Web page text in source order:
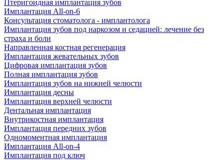
Птеригоидная имплантация зубов
Имплантация All-on-6
Консультация стоматолога - имплантолога
Имплантация зубов под наркозом и седацией: лечение без
страха и боли
Направленная костная регенерация
Имплантация жевательных зубов
Цифровая имплантация зубов
Полная имплантация зубов
Имплантация зубов на нижней челюсти
Имплантация десны
Имплантация верхней челюсти
Дентальная имплантация
Внутрикостная имплантация
Имплантация передних зубов
Одномоментная имплантация
Имплантация All-on-4
Имплантация под ключ